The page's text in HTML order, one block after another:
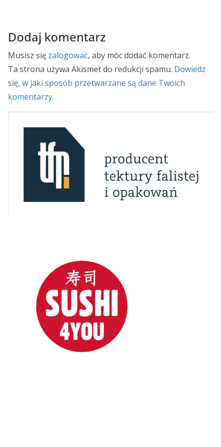
Dodaj komentarz
Musisz się zalogować, aby móc dodać komentarz.
Ta strona używa Akismet do redukcji spamu. Dowiedz
się, w jaki sposób przetwarzane są dane Twoich
komentarzy.